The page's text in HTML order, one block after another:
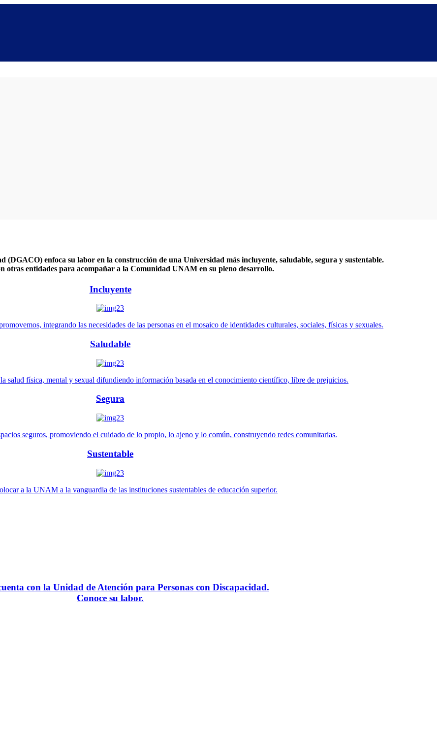
(DGACO) enfoca su labor en la construcción de una Universidad más incluyente, saludable, segura y sustentable.
otras entidades para acompañar a la Comunidad UNAM en su pleno desarrollo.
Incluyente
integrando las necesidades de las personas en el mosaico de identidades culturales, sociales, físicas y sexuales.
Saludable
salud física, mental y sexual difundiendo información basada en el conocimiento científico, libre de prejuicios.
Segura
seguros, promoviendo el cuidado de lo propio, lo ajeno y lo común, construyendo redes comunitarias.
Sustentable
a la UNAM a la vanguardia de las instituciones sustentables de educación superior.
con la Unidad de Atención para Personas con Discapacidad.
Conoce su labor.